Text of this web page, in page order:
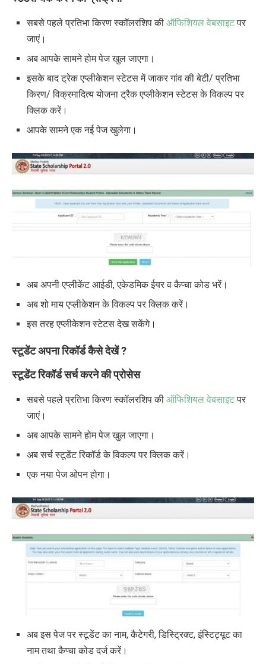
सबसे पहले प्रतिभा किरण स्कॉलरशिप की ऑफिशियल वेबसाइटपर
जाएं।
अब आपके सामने होम पेज खुल जाएगा।
इसके बाद ट्रेक एप्लीकेशन स्टेटस में जाकर गांव की बेटी/ प्रतिभा
किरण/ विक्रमादित्य योजना ट्रैक एप्लीकेशन स्टेटस के विकल्प पर
क्लिक करें।
आपके सामने एक नई पेज खुलेगा।
अब अपनी एप्लीकेंट आईडी, एकेडमिक ईयर व कैप्चा कोड भरें।
अब शो माय एप्लीकेशन के विकल्प पर क्लिक करें।
इस तरह एप्लीकेशन स्टेटस देख सकेंगे।
स्टूडेंट अपना रिकॉर्ड कैसे देखें ?
स्टूडेंट रिकॉर्ड सर्च करने की प्रोसेस
सबसे पहले प्रतिभा किरण स्कॉलरशिप की ऑफिशियल वेबसाइटपर
जाएं।
अब आपके सामने होम पेज खुल जाएगा।
अब सर्च स्टूडेंट रिकॉर्ड के विकल्प पर क्लिक करें।
एक नया पेज ओपन होगा।
अब इस पेज पर स्टूडेंट का नाम, कैटेगरी, डिस्ट्रिक्ट, इंस्टिट्यूट का
नाम तथा कैप्चा कोड दर्ज करें।